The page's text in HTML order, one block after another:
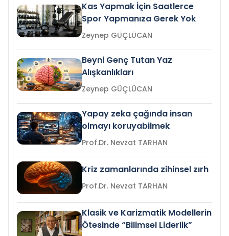
Kas Yapmak İçin Saatlerce
Spor Yapmanıza Gerek Yok
Zeynep GÜÇLÜCAN
Beyni Genç Tutan Yaz
Alışkanlıkları
Zeynep GÜÇLÜCAN
Yapay zeka çağında insan
olmayı koruyabilmek
Prof.Dr. Nevzat TARHAN
Kriz zamanlarında zihinsel zırh
Prof.Dr. Nevzat TARHAN
Klasik ve Karizmatik Modellerin
Ötesinde “Bilimsel Liderlik”